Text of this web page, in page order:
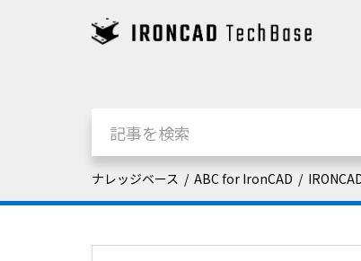
ナレッジベース ABC for IronCAD